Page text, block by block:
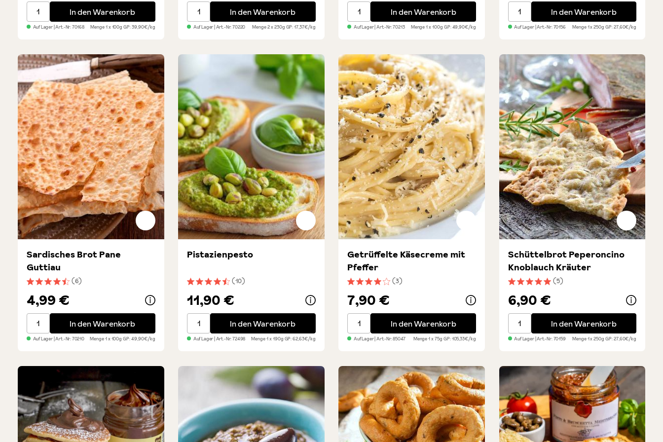
Handgerollte klassische Grissini
In den Warenkorb
Auf Lager| Art.-Nr:70168 Menge1 x 100gGP: 39,90€/kg
Pinsa romana - 2er Set
In den Warenkorb
Auf Lager| Art.-Nr:70220 Menge2 x 230g GP: 17,37€/kg
Sardisches Knabbergebäck mit Rosmarin
In den Warenkorb
Auf Lager| Art.-Nr:70213 Menge1 x 100g GP: 49,90€/kg
Original Südtiroler Schüttelbrot
In den Warenkorb
Auf Lager| Art.-Nr:70156 Menge1 x 250gGP: 27,60€/kg
Durchschnittliche Bewertung von 4.5 von 5 Sternen
(6)
Sardisches Brot Pane
Guttiau
4,99 €
Sardisches Brot Pane Guttiau
In den Warenkorb
Auf Lager| Art.-Nr:70210 Menge1 x 100gGP: 49,90€/kg
Durchschnittliche Bewertung von 4.5 von 5 Sternen
(10)
Pistazienpesto
11,90 €
PistazienpestoIn den Warenkorb
Auf Lager| Art.-Nr:72498 Menge1 x 190g GP: 62,63€/kg
Durchschnittliche Bewertung von 4 von 5 Sternen
(3)
Getrüffelte Käsecreme mit
Pfeffer
7,90 €
Getrüffelte Käsecreme mit Pfeffer
In den Warenkorb
Auf Lager| Art.-Nr:85047 Menge1 x 75g GP: 105,33€/kg
Durchschnittliche Bewertung von 5 von 5
(5)
Schüttelbrot Peperoncino
Knoblauch Kräuter
6,90 €
Schüttelbrot Peperoncino Knoblauch
In den Warenkorb
Auf Lager| Art.-Nr:70159 Menge1 x 250gGP: 27,60€/kg